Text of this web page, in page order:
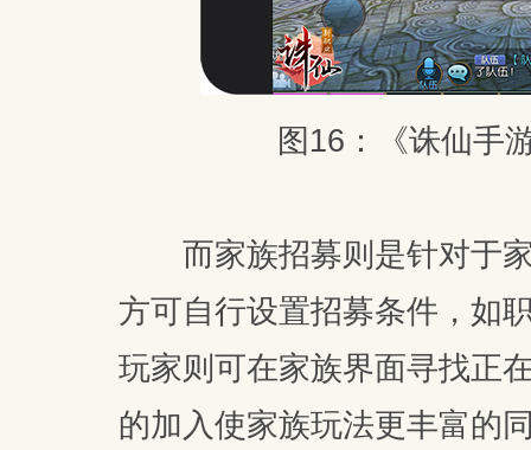
图16：《诛仙手
而家族招募则是针对于家
方可自行设置招募条件，如
玩家则可在家族界面寻找正
的加入使家族玩法更丰富的